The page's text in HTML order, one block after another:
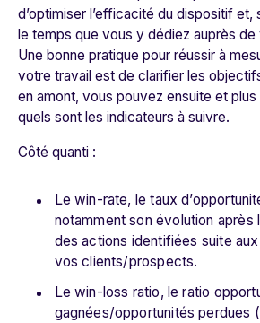
d’optimiser l’efficacité du dispositif et,
le temps que vous y dédiez auprès
Une bonne pratique pour réussir à
votre travail est de clarifier les
en amont, vous pouvez ensuite et
quels sont les indicateurs à suivre.
Côté quanti :
Le win-rate, le taux
notamment son évolution après
des actions identifiées suite
vos clients/prospects.
Le win-loss ratio, le ratio
gagnées/opportunités perdues